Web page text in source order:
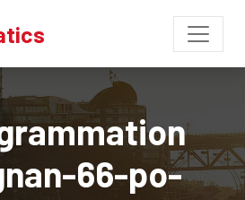
66-po-